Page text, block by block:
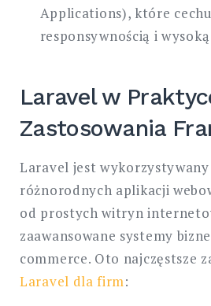
Applications), które
responsywnością i
Laravel w
Zastosowania
Laravel jest
różnorodnych aplikacji
od prostych witryn
zaawansowane systemy
commerce. Oto najczęstsze
Laravel dla firm: